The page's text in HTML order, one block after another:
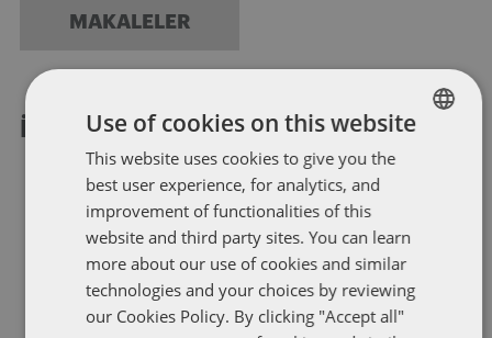
MAKALELER
İLGILI MAKALELER
GENEL
Rakipler arası işbirliği artık
eskisinden daha kolay!
ENGLISH
Use of cookies on this website
This website uses cookies to give you the
best user experience, for analytics, and
improvement of functionalities of this
website and third party sites. You can learn
more about our use of cookies and similar
technologies and your choices by reviewing
our Cookies Policy. By clicking "Accept all"